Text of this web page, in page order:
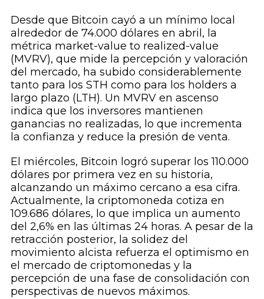
Desde que Bitcoin cayó a un mínimo local
alrededor de 74.000 dólares en abril, la
métrica market-value to realized-value
(MVRV), que mide la percepción y valoración
del mercado, ha subido considerablemente
tanto para los STH como para los holders a
largo plazo (LTH). Un MVRV en ascenso
indica que los inversores mantienen
ganancias no realizadas, lo que incrementa
la confianza y reduce la presión de venta.
El miércoles, Bitcoin logró superar los 110.000
dólares por primera vez en su historia,
alcanzando un máximo cercano a esa cifra.
Actualmente, la criptomoneda cotiza en
109.686 dólares, lo que implica un aumento
del 2,6% en las últimas 24 horas. A pesar de la
retracción posterior, la solidez del
movimiento alcista refuerza el optimismo en
el mercado de criptomonedas y la
percepción de una fase de consolidación con
perspectivas de nuevos máximos.